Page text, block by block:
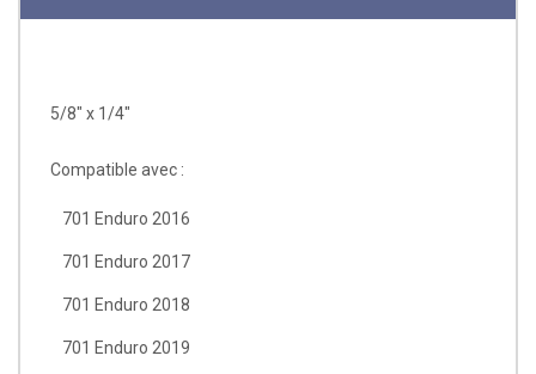
5/8" x 1/4"
Compatible avec :
701 Enduro 2016
701 Enduro 2017
701 Enduro 2018
701 Enduro 2019